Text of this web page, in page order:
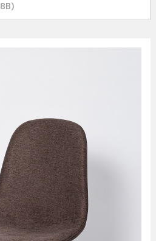
Многоканальный
Заказы принимаются
09.00-18.00